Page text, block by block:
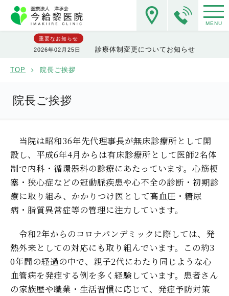
重要なお知らせ
2026年02月25日 診療体制変更についてお知らせ
MENU
TOP 院長ご挨拶
院長ご挨拶
当院は昭和36年先代理事長が無床診療所として開
設し、平成6年4月からは有床診療所として医師2名体
制で内科・循環器科の診療にあたっています。心筋梗
塞・狭心症などの冠動脈疾患や心不全の診断・初期診
療に取り組み、かかりつけ医として高血圧・糖尿
病・脂質異常症等の管理に注力しています。
令和2年からのコロナパンデミックに際しては、発
熱外来としての対応にも取り組んでいます。この約3
0年間の経過の中で、親子2代にわたり同じような心
血管病を発症する例を多く経験しています。患者さん
の家族歴や職業・生活習慣に応じて、発症予防対策